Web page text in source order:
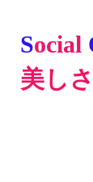
Social
美し